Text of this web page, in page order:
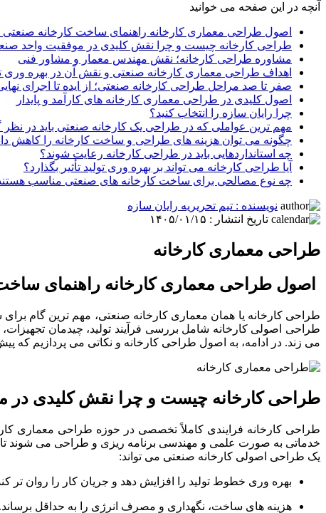
آنچه در این صفحه می خوانید
اصول طراحی معماری کارخانه راهنمای ساخت کارخانه صنعتی
طراحی کارخانه چیست و چرا نقش کلیدی در موفقیت واحد
مشاوره طراحی کارخانه؛ نقش مهندس معمار و مشاور فنی
اهداف طراحی معماری کارخانه صنعتی و نقش آن در بهره وری
صفر تا صد مراحل طراحی کارخانه صنعتی؛ از ایده تا اجرای
اصول کلیدی در طراحی معماری کارخانه های کارآمد و پایدار
چرا رایان سازه را انتخاب کنید؟
مهم ترین عواملی که در طراحی یک کارخانه صنعتی باید در نظر
چگونه می توان هزینه های طراحی و ساخت کارخانه را کاهش
چه استانداردهایی باید در طراحی کارخانه رعایت شوند؟
آیا طراحی کارخانه می تواند بر بهره وری تولید تأثیر بگذارد؟
چه نوع مصالحی برای ساخت کارخانه های صنعتی مناسب
نویسنده : تیم تحریریه رایان سازه
تاریخ انتشار : ۱۴۰۵/۰۱/۱۵
طراحی معماری کارخانه
اصول طراحی معماری کارخانه راهنمای
طراحی کارخانه یا همان معماری کارخانه صنعتی، مهم ترین گام برای
طراحی اصولی کارخانه شامل بررسی فرآیند تولید، چیدمان
می زند. در ادامه، به اصول طراحی کارخانه و نکاتی می پردازیم که
طراحی کارخانه چیست و چرا نقش کلیدی در
طراحی کارخانه فرایندی کاملاً تخصصی در حوزه طراحی معماری
خدماتی به صورت علمی و مهندسی برنامه ریزی و طراحی می شوند تا
یک طراحی اصولی کارخانه صنعتی می تواند:
بهره وری خطوط تولید را افزایش دهد و جریان کار را روان تر
هزینه های ساخت، نگهداری و مصرف انرژی را به حداقل برساند.